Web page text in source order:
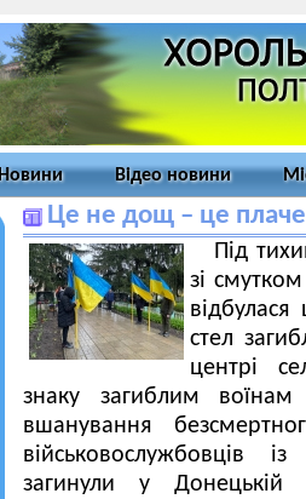
Новини Відео новини
Це не дощ – це
Під
зі
стел
центрі
знаку загиблим воїнам
вшанування
військовослужбовців
загинули у Донецькій